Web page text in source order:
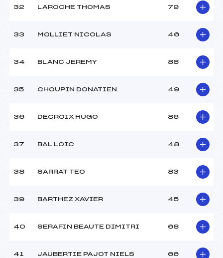
32 LAROCHE THOMAS 79
33 MOLLIET NICOLAS 46
34 BLANC JEREMY 88
35 CHOUPIN DONATIEN 49
36 DECROIX HUGO 86
37 BAL LOIC 48
38 SARRAT TEO 83
39 BARTHEZ XAVIER 45
40 SERAFIN BEAUTE DIMITRI 68
41 JAUBERTIE PAJOT NIELS 66